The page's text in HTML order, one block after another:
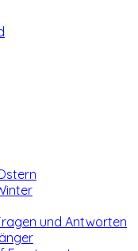
und Antworten